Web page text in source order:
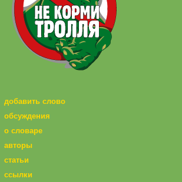
добавить слово
обсуждения
о словаре
авторы
статьи
ссылки